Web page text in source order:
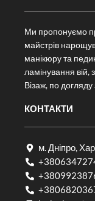
Ми пропонуємо
майстрів
манікюру та
ламінування вій,
Візаж, по
КОНТАКТИ
м. Дніпро,